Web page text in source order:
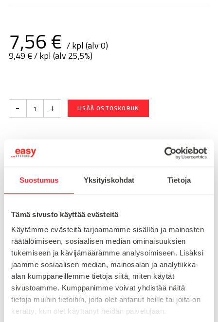
Suostumus Yksityiskohdat Tietoja
Tämä sivusto käyttää evästeitä
Käytämme evästeitä tarjoamamme sisällön ja mainosten
räätälöimiseen, sosiaalisen median ominaisuuksien
tukemiseen ja kävijämäärämme analysoimiseen. Lisäksi
jaamme sosiaalisen median, mainosalan ja analytiikka-
alan kumppaneillemme tietoja siitä, miten käytät
sivustoamme. Kumppanimme voivat yhdistää näitä
tietoja muihin tietoihin, joita olet antanut heille tai joita on
kerätty, kun olet käyttänyt heidän palvelujaan.
7,56€ / kpl (alv 0)
9,49 €/ kpl (alv 25,5%)
- + LISÄÄ OSTOSKORIIN
Toimitusaika 7-10 arkipäivää
Pikatoimitus mahdollinen, kysy myynnistämme.
Toimituskulut 25€ kun lähetyksen pituus alle 1900mm.
Tuotenumero093T30601208S
Osasto
Kierrelevyt profiilin päähän
MATERIAALI
sinkki
MYYNTIERÄ
1